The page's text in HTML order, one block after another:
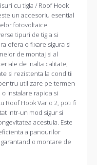
cu tigla / Roof Hook
un accesoriu esential
fotovoltaice.
tipuri de tigla si
ofera o fixare sigura si
de montaj si al
de inalta calitate,
si rezistenta la conditii
utilizare pe termen
instalare rapida si
Roof Hook Vario 2, poti fi
intr-un mod sigur si
acestuia. Este
a panourilor
o montare de